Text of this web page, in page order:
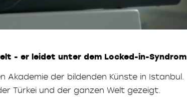
- er leidet unter dem Locked-in-Syndrom
der bildenden Künste in Istanbul.
Türkei und der ganzen Welt gezeigt.